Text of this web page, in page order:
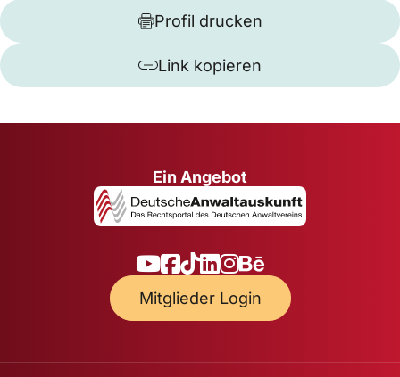
Profil drucken
Link kopieren
Ein Angebot
Mitglieder Login